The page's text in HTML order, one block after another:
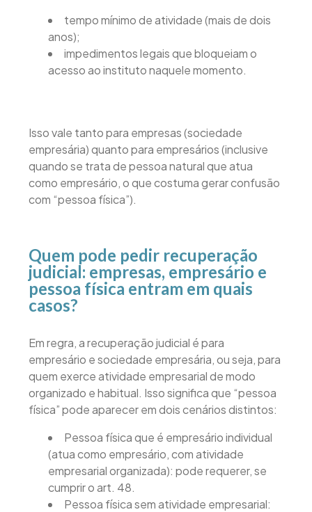
tempo mínimo de atividade (mais de dois
anos);
impedimentos legais que bloqueiam o
acesso ao instituto naquele momento.
Isso vale tanto para empresas (sociedade
empresária) quanto para empresários (inclusive
quando se trata de pessoa natural que atua
como empresário, o que costuma gerar confusão
com “pessoa física”).
Quem pode pedir recuperação
judicial: empresas, empresário e
pessoa física entram em quais
casos?
Em regra, a recuperação judicial é para
empresário e sociedade empresária, ou seja, para
quem exerce atividade empresarial de modo
organizado e habitual. Isso significa que “pessoa
física” pode aparecer em dois cenários distintos:
Pessoa física que é empresário individual
(atua como empresário, com atividade
empresarial organizada): pode requerer, se
cumprir o art. 48.
Pessoa física sem atividade empresarial: